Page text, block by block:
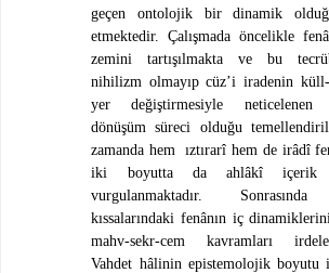
geçen ontolojik bir dinamik
etmektedir. Çalışmada öncelikle
zemini tartışılmakta ve bu
nihilizm olmayıp cüz’i iradenin
yer değiştirmesiyle neticelenen
dönüşüm süreci olduğu
zamanda hem ıztırarî hem de irâdî
iki boyutta da ahlâkî içerik
vurgulanmaktadır.
kıssalarındaki fenânın iç
mahv-sekr-cem kavramları
Vahdet hâlinin epistemolojik boyutu